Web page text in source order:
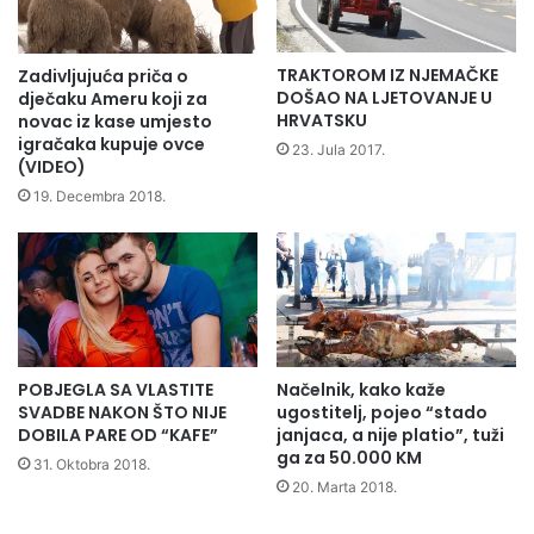
g
o
o
z
s
u
t
a
s
t
i
ž
e
u
B
i
h
u
č
e
t
v
r
t
f
n
a
l
e
S
v
j
e
t
s
Zadivljujuća priča o
dječaku Ameru koji za
novac iz kase umjesto
igračaka kupuje ovce
(VIDEO)
19. Decembra 2018.
TRAKTOROM IZ NJEMAČKE
DOŠAO NA LJETOVANJE U
HRVATSKU
23. Jula 2017.
POBJEGLA SA VLASTITE
SVADBE NAKON ŠTO NIJE
DOBILA PARE OD “KAFE”
31. Oktobra 2018.
Načelnik, kako kaže
ugostitelj, pojeo “stado
janjaca, a nije platio”, tuži
ga za 50.000 KM
20. Marta 2018.